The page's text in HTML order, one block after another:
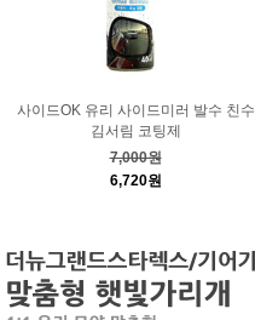
사이드OK 유리 사이드미러 발수 친수
김서림 코팅제
7,000원
6,720원